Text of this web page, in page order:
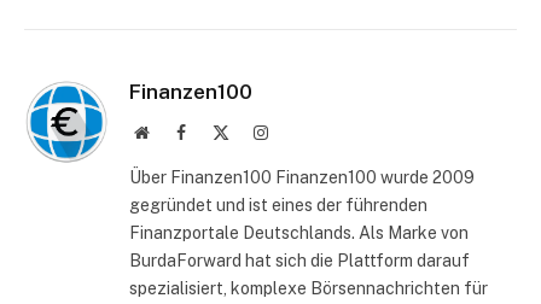
Finanzen100
WebsiteFacebook Instagram
Über Finanzen100 Finanzen100 wurde 2009
gegründet und ist eines der führenden
Finanzportale Deutschlands. Als Marke von
BurdaForward hat sich die Plattform darauf
spezialisiert, komplexe Börsennachrichten für